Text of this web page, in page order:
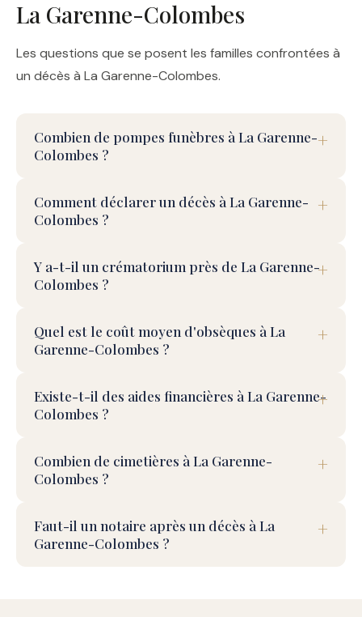
La Garenne-Colombes
Les questions que se posent les familles confrontées à
un décès à La Garenne-Colombes.
Combien de pompes funèbres à La Garenne-
Colombes ?
Comment déclarer un décès à La Garenne-
Colombes ?
Y a-t-il un crématorium près de La Garenne-
Colombes ?
Quel est le coût moyen d'obsèques à La
Garenne-Colombes ?
Existe-t-il des aides financières à La Garenne-
Colombes ?
Combien de cimetières à La Garenne-
Colombes ?
Faut-il un notaire après un décès à La
Garenne-Colombes ?